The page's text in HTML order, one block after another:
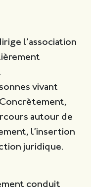
l’association
vivant
autour de
l’insertion
juridique.
conduit